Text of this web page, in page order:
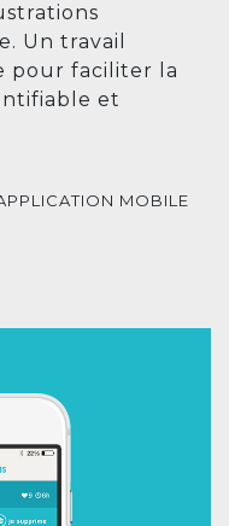
Un travail
pour faciliter la
et
MOBILE